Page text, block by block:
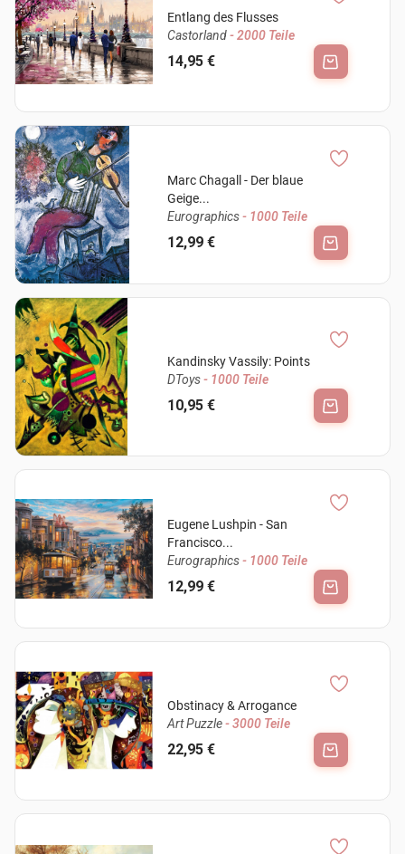
Entlang des Flusses
Castorland- 2000 Teile
14,95 €
Marc Chagall - Der blaue
Geige...
Eurographics- 1000 Teile
12,99 €
Kandinsky Vassily: Points
DToys- 1000 Teile
10,95 €
Eugene Lushpin - San
Francisco...
Eurographics- 1000 Teile
12,99 €
Obstinacy & Arrogance
Art Puzzle- 3000 Teile
22,95 €